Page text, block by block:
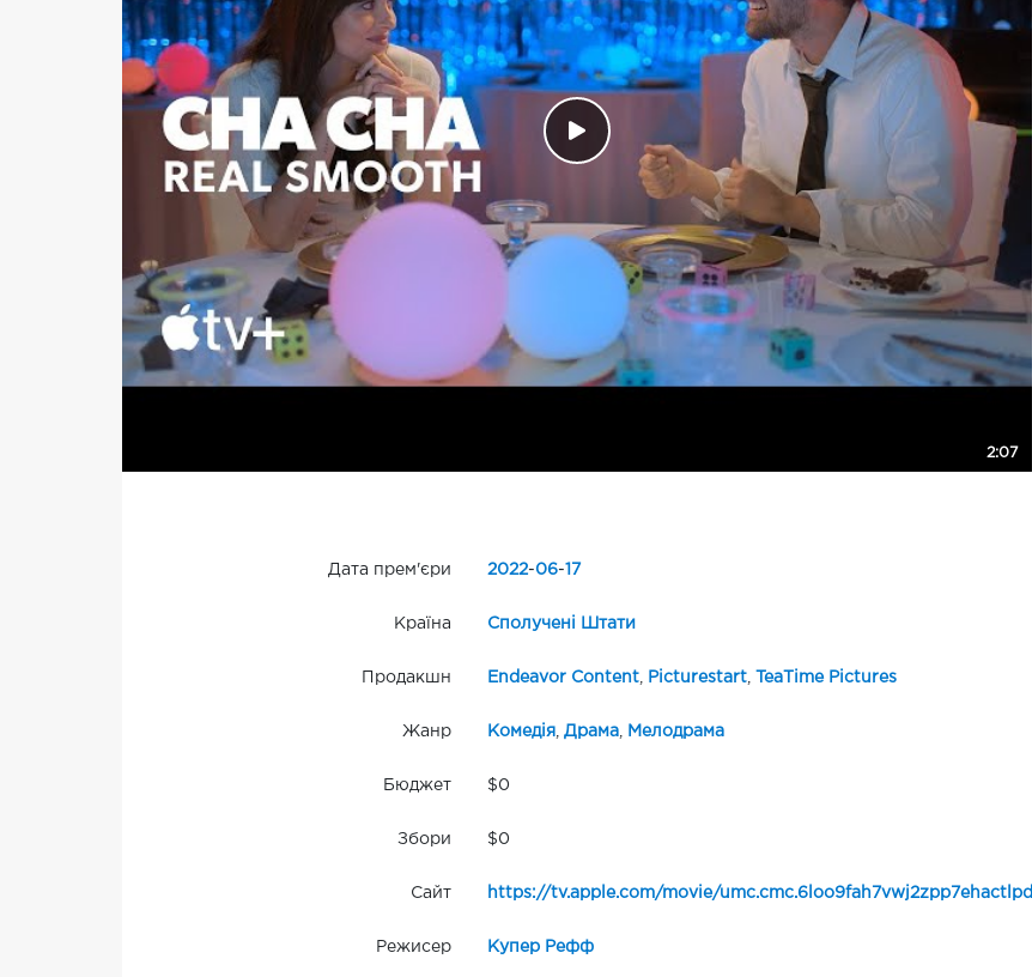
2:07
Дата прем'єри 2022-06-17
Країна Сполучені Штати
Продакшн Endeavor Content, Picturestart, TeaTime Pictures
Жанр Комедія, Драма, Мелодрама
Бюджет $0
Збори $0
Сайт https://tv.apple.com/movie/umc.cmc.6loo9fah7vwj2zpp7ehactlpd
Режисер Купер Рефф